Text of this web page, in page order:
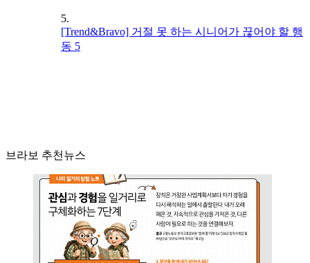
5.
[Trend&Bravo] 거절 못 하는 시니어가 끊어야 할 행
동 5
브라보 추천뉴스